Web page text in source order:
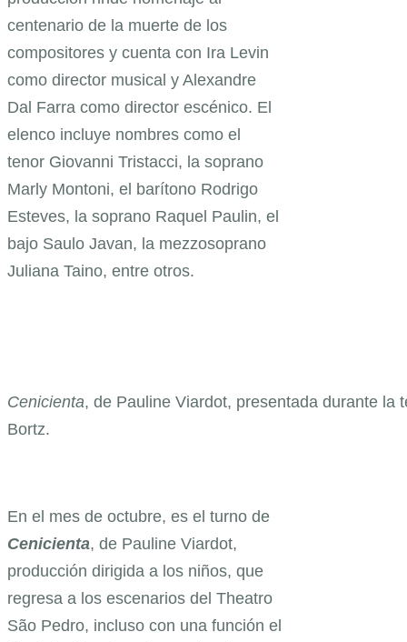
centenario de la muerte de los
compositores y cuenta con Ira Levin
como director musical y Alexandre
Dal Farra como director escénico. El
elenco incluye nombres como el
tenor Giovanni Tristacci, la soprano
Marly Montoni, el barítono Rodrigo
Esteves, la soprano Raquel Paulin, el
bajo Saulo Javan, la mezzosoprano
Juliana Taino, entre otros.
Cenicienta, de Pauline Viardot, presentada durante la
Bortz.
En el mes de octubre, es el turno de
Cenicienta, de Pauline Viardot,
producción dirigida a los niños, que
regresa a los escenarios del Theatro
São Pedro, incluso con una función el